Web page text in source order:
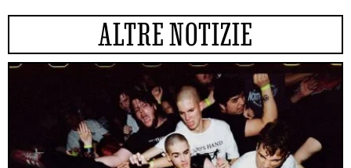
ALTRE NOTIZIE